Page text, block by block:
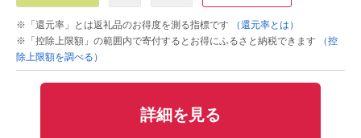
※「還元率」とは返礼品のお得度を測る指標です
（還元率とは）
※「控除上限額」の範囲内で寄付するとお得にふるさと納税できます
（控
除上限額を調べる）
詳細を見る